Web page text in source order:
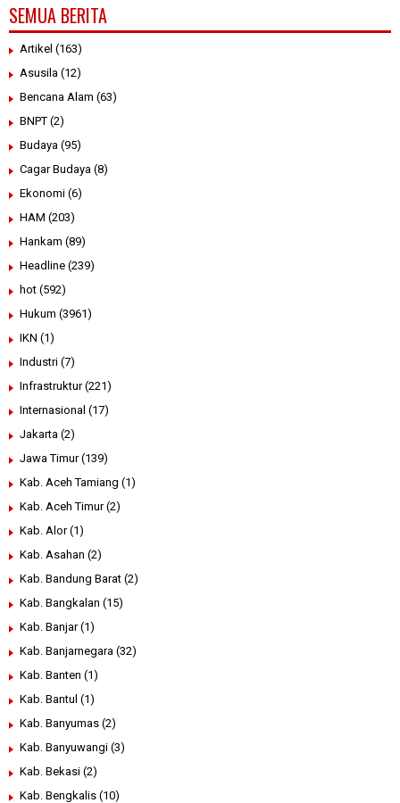
SEMUA BERITA
Artikel (163)
Asusila (12)
Bencana Alam (63)
BNPT (2)
Budaya (95)
Cagar Budaya (8)
Ekonomi (6)
HAM (203)
Hankam (89)
Headline (239)
hot (592)
Hukum (3961)
IKN (1)
Industri (7)
Infrastruktur (221)
Internasional (17)
Jakarta (2)
Jawa Timur (139)
Kab. Aceh Tamiang (1)
Kab. Aceh Timur (2)
Kab. Alor (1)
Kab. Asahan (2)
Kab. Bandung Barat (2)
Kab. Bangkalan (15)
Kab. Banjar (1)
Kab. Banjarnegara (32)
Kab. Banten (1)
Kab. Bantul (1)
Kab. Banyumas (2)
Kab. Banyuwangi (3)
Kab. Bekasi (2)
Kab. Bengkalis (10)